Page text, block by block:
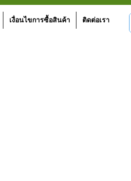
เงื่อนไขการซื้อสินค้า ติดต่อเรา